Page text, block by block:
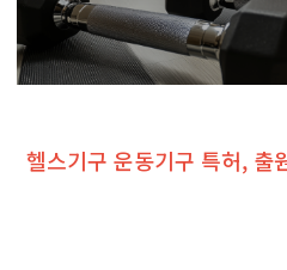
헬스기구 운동기구 특허, 출